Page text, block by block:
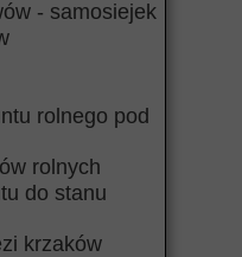
- samosiejek
rolnego pod
rolnych
do stanu
krzaków